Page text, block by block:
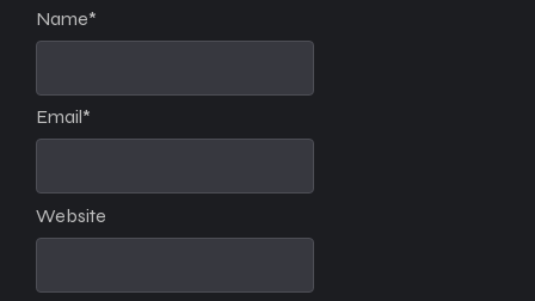
Name*
Email*
Website